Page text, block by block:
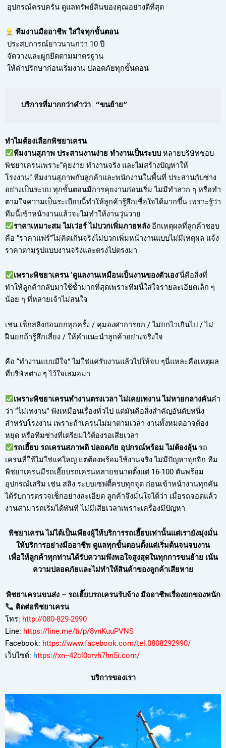
อุปกรณ์ครบครัน ดูแลทรัพย์สินของคุณอย่างดีที่สุด
ทีมงานมืออาชีพ ใส่ใจทุกขั้นตอน
ประสบการณ์ยาวนานกว่า 10 ปี
จัดวางและผูกยึดตามมาตรฐาน
ให้คำปรึกษาก่อนเริ่มงาน ปลอดภัยทุกขั้นตอน
บริการที่มากกว่าคำว่า “ขนย้าย”
ทำไมต้องเลือกพิชยาเครน
ทีมงานสุภาพ ประสานงานง่าย ทำงานเป็นระบบ หลายบริษัทชอบ
พิชยาเครนเพราะ“คุยง่าย ทำงานจริง และไม่สร้างปัญหาให้
โรงงาน” ทีมงานสุภาพกับลูกค้าและพนักงานในพื้นที่ ประสานกับช่าง
อย่างเป็นระบบ ทุกขั้นตอนมีการคุยงานก่อนเริ่ม ไม่มีทำลวก ๆ หรือทำ
ตามใจความเป็นระเบียบนี้ทำให้ลูกค้ารู้สึกเชื่อใจได้มากขึ้น เพราะรู้ว่า
ทีมนี้เข้าหน้างานแล้วจะไม่ทำให้งานวุ่นวาย
ราคาเหมาะสม ไม่เว่อร์ ไม่บวกเพิ่มภายหลังอีกเหตุผลที่ลูกค้าชอบ
คือ “ราคาแฟร์”ไม่คิดเกินจริงไม่บวกเพิ่มหน้างานแบบไม่มีเหตุผล แจ้ง
ราคาตามรูปแบบงานจริงและตรงไปตรงมา
เพราะพิชยาเครน ‘ดูแลงานเหมือนเป็นงานของตัวเอง’นี่คือสิ่งที่
ทำให้ลูกค้ากลับมาใช้ซ้ำมากที่สุดเพราะทีมนี้ใส่ใจรายละเอียดเล็ก ๆ
น้อย ๆ ที่หลายเจ้าไม่สนใจ
เช่น เช็กสลิงก่อนยกทุกครั้ง / คุมองศาการยก / ไม่ยกไวเกินไป / ไม่
ฝืนยกถ้ารู้สึกเสี่ยง / ให้คำแนะนำลูกค้าอย่างจริงใจ
คือ “ทำงานแบบมีใจ” ไม่ใช่แค่รับงานแล้วไปให้จบ ๆนี่แหละคือเหตุผล
ที่บริษัทต่าง ๆ ไว้ใจเสมอมา
เพราะพิชยาเครนทำงานตรงเวลา ไม่เคยเทงาน ไม่หายกลางคันคำ
ว่า “ไม่เทงาน” ฟังเหมือนเรื่องทั่วไป แต่มันคือสิ่งสำคัญอันดับหนึ่ง
สำหรับโรงงาน เพราะถ้าเครนไม่มาตามเวลา งานทั้งหมดอาจต้อง
หยุด หรือทีมช่างที่เตรียมไว้ต้องรอเสียเวลา
รถเฮี๊ยบ รถเครนสภาพดี ปลอดภัย อุปกรณ์พร้อม ไม่ต้องลุ้นรถ
เครนที่ใช้ไม่ใช่แค่ใหญ่ แต่ต้องพร้อมใช้งานจริง ไม่มีปัญหาจุกจิก ทีม
พิชยาเครนมีรถเฮี๊ยบรถเครนหลายขนาดตั้งแต่ 16-100 ตันพร้อม
อุปกรณ์เสริม เช่น สลิง ระบบเซฟตี้ครบทุกจุด ก่อนเข้าหน้างานทุกคัน
ได้รับการตรวจเช็กอย่างละเอียด ลูกค้าจึงมั่นใจได้ว่า เมื่อรถจอดแล้ว
งานสามารถเริ่มได้ทันที ไม่มีเสียเวลาเพราะเครื่องมีปัญหา
พิชยาเครน ไม่ได้เป็นเพียงผู้ให้บริการรถเฮี๊ยบเท่านั้นแต่เรายังมุ่งมั่น
ให้บริการอย่างมืออาชีพ ดูแลทุกขั้นตอนตั้งแต่เริ่มต้นจนจบงาน
เพื่อให้ลูกค้าทุกท่านได้รับความพึงพอใจสูงสุดในทุกการขนย้าย เน้น
ความปลอดภัยและไม่ทำให้สินค้าของลูกค้าเสียหาย
พิชยาเครนขนส่ง – รถเฮี๊ยบรถเครนรับจ้าง มืออาชีพเรื่องยกของหนัก
ติดต่อพิชยาเครน
โทร: http://080-829-2990
Line: https://line.me/ti/p/8vnKuuPVNS
Facebook: https://www.facebook.com/tel.0808292990/
เว็บไซต์: https://xn--42cl0crvh7hn5i.com/
บริการของเรา